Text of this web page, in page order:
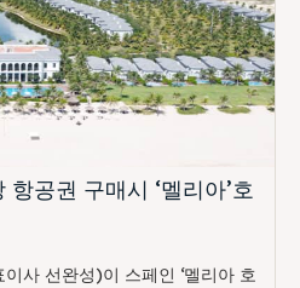
공권 구매시 ‘멜리아’호
사 선완성)이 스페인 ‘멜리아 호